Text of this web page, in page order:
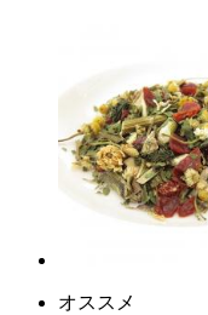
オススメ